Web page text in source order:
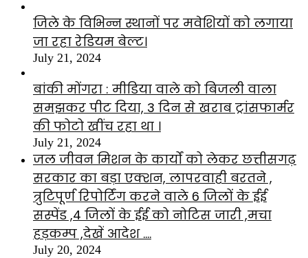
जिले के विभिन्न स्थानों पर मवेशियों को लगाया
जा रहा रेडियम बेल्ट।
July 21, 2024
बांकी मोंगरा : मीडिया वाले को बिजली वाला
समझकर पीट दिया, 3 दिन से खराब ट्रांसफार्मर
की फोटो खींच रहा था ।
July 21, 2024
जल जीवन मिशन के कार्यों को लेकर छत्तीसगढ़
सरकार का बड़ा एक्शन, लापरवाही बरतने ,
त्रुटिपूर्ण रिपोर्टिंग करने वाले 6 जिलों के ईई
सस्पेंड ,4 जिलों के ईई को नोटिस जारी ,मचा
हड़कम्प ,देखें आदेश ….
July 20, 2024